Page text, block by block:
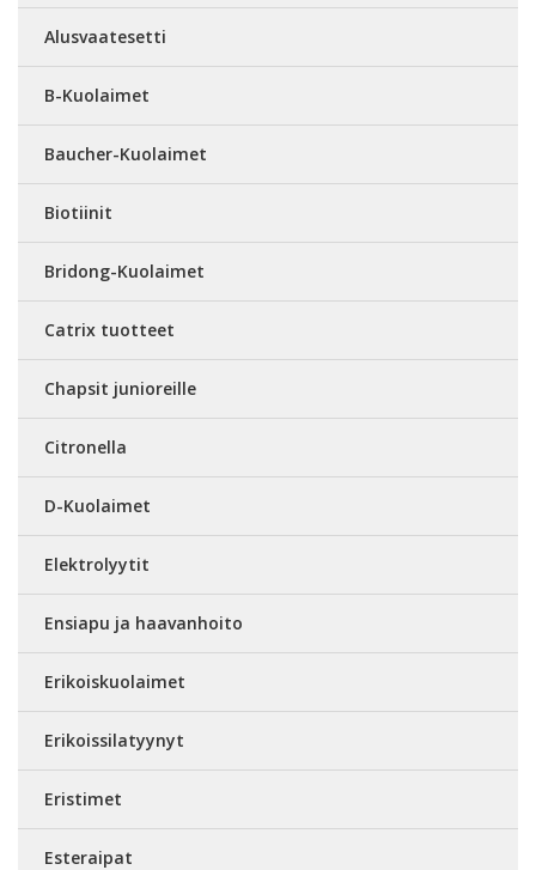
Alusvaatesetti
B-Kuolaimet
Baucher-Kuolaimet
Biotiinit
Bridong-Kuolaimet
Catrix tuotteet
Chapsit junioreille
Citronella
D-Kuolaimet
Elektrolyytit
Ensiapu ja haavanhoito
Erikoiskuolaimet
Erikoissilatyynyt
Eristimet
Esteraipat